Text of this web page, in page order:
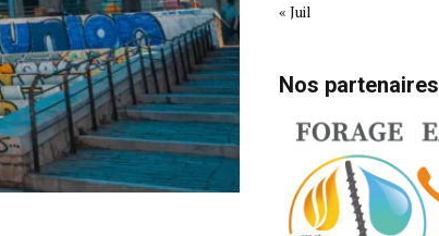
« Juil
Nos partenaires